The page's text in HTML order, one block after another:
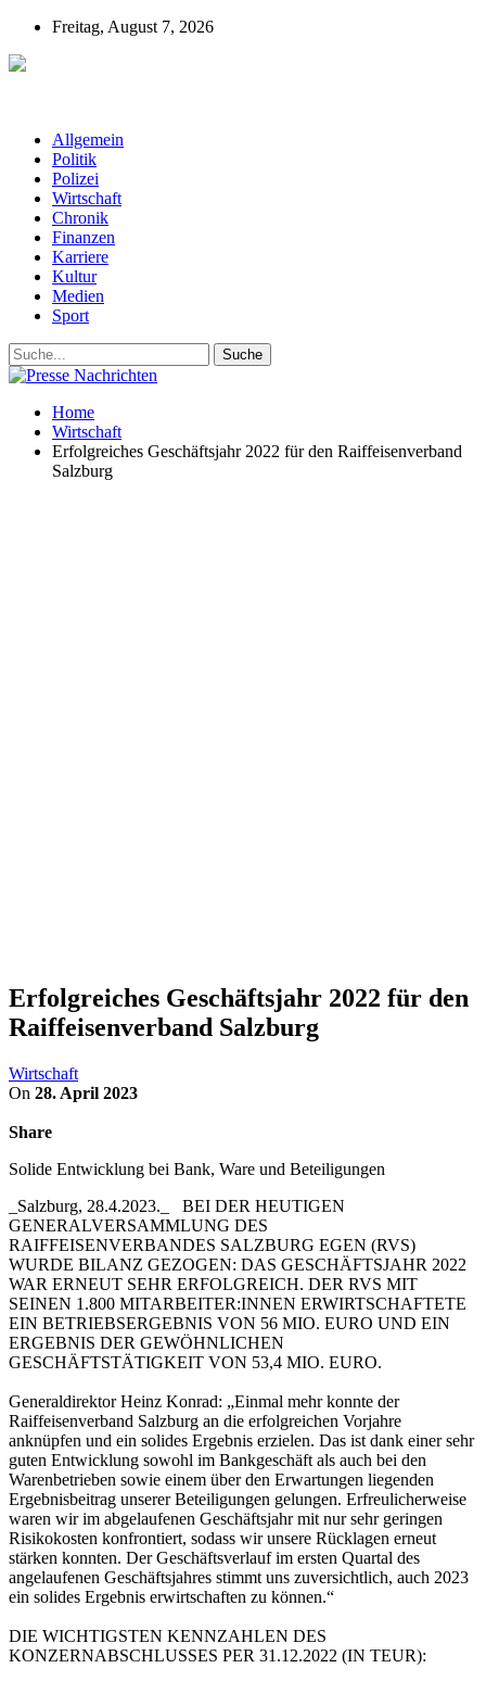
Freitag, August 7, 2026
Allgemein
Politik
Polizei
Wirtschaft
Chronik
Finanzen
Karriere
Kultur
Medien
Sport
Home
Wirtschaft
Erfolgreiches Geschäftsjahr 2022 für den Raiffeisenverband
Salzburg
Erfolgreiches Geschäftsjahr 2022 für den
Raiffeisenverband Salzburg
Wirtschaft
On 28. April 2023
Share
Solide Entwicklung bei Bank, Ware und Beteiligungen
_Salzburg, 28.4.2023._ BEI DER HEUTIGEN
GENERALVERSAMMLUNG DES
RAIFFEISENVERBANDES SALZBURG EGEN (RVS)
WURDE BILANZ GEZOGEN: DAS GESCHÄFTSJAHR 2022
WAR ERNEUT SEHR ERFOLGREICH. DER RVS MIT
SEINEN 1.800 MITARBEITER:INNEN ERWIRTSCHAFTETE
EIN BETRIEBSERGEBNIS VON 56 MIO. EURO UND EIN
ERGEBNIS DER GEWÖHNLICHEN
GESCHÄFTSTÄTIGKEIT VON 53,4 MIO. EURO.
Generaldirektor Heinz Konrad: „Einmal mehr konnte der
Raiffeisenverband Salzburg an die erfolgreichen Vorjahre
anknüpfen und ein solides Ergebnis erzielen. Das ist dank einer sehr
guten Entwicklung sowohl im Bankgeschäft als auch bei den
Warenbetrieben sowie einem über den Erwartungen liegenden
Ergebnisbeitrag unserer Beteiligungen gelungen. Erfreulicherweise
waren wir im abgelaufenen Geschäftsjahr mit nur sehr geringen
Risikokosten konfrontiert, sodass wir unsere Rücklagen erneut
stärken konnten. Der Geschäftsverlauf im ersten Quartal des
angelaufenen Geschäftsjahres stimmt uns zuversichtlich, auch 2023
ein solides Ergebnis erwirtschaften zu können.“
DIE WICHTIGSTEN KENNZAHLEN DES
KONZERNABSCHLUSSES PER 31.12.2022 (IN TEUR):